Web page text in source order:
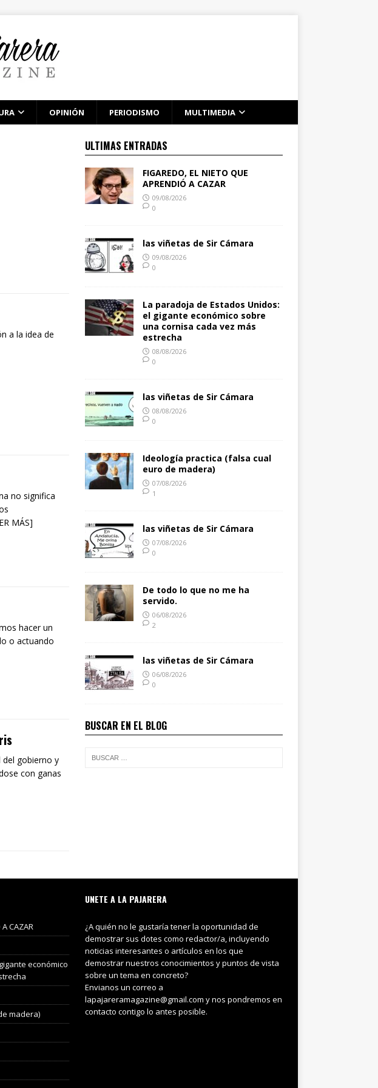
OPINIÓN PERIODISMO MULTIMEDIA
a la idea de
no significa
MÁS]
hacer un
o actuando
del gobierno y
con ganas
ULTIMAS ENTRADAS
FIGAREDO, EL NIETO QUE
APRENDIÓ A CAZAR
09/08/2026
0
las viñetas de Sir Cámara
09/08/2026
0
La paradoja de Estados Unidos:
el gigante económico sobre
una cornisa cada vez más
estrecha
08/08/2026
0
las viñetas de Sir Cámara
08/08/2026
0
Ideología practica (falsa cual
euro de madera)
07/08/2026
1
las viñetas de Sir Cámara
07/08/2026
0
De todo lo que no me ha
servido.
06/08/2026
2
las viñetas de Sir Cámara
06/08/2026
0
BUSCAR EN EL BLOG
A CAZAR
económico
madera)
UNETE A LA PAJARERA
¿A quién no le gustaría tener la oportunidad de
demostrar sus dotes como redactor/a, incluyendo
noticias interesantes o artículos en los que
demostrar nuestros conocimientos y puntos de vista
sobre un tema en concreto?
Envianos un correo a
lapajareramagazine@gmail.com y nos pondremos en
contacto contigo lo antes posible.